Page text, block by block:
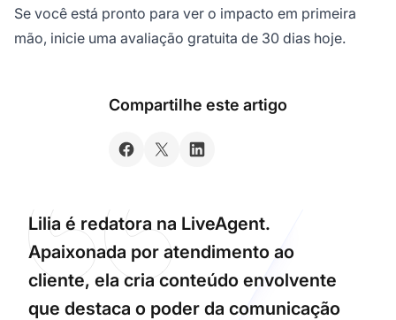
Se você está pronto para ver o impacto em primeira
mão, inicie uma avaliação gratuita de 30 dias hoje.
Compartilhe este artigo
Lilia é redatora na LiveAgent.
Apaixonada por atendimento ao
cliente, ela cria conteúdo envolvente
que destaca o poder da comunicação